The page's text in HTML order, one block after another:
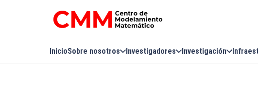
InicioSobre nosotros Investigadores Investigación